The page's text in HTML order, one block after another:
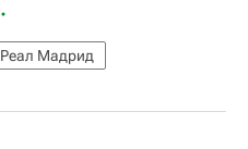
Реал Мадрид